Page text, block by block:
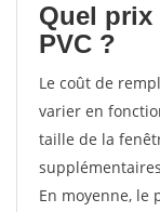
Quel prix
PVC ?
Le coût de
varier en
taille de la
En moyenne, le